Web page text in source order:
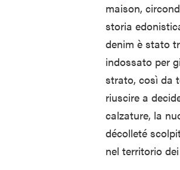
maison,
storia
denim è stato
indossato per
strato, così da
riuscire a
calzature, la
décolleté
nel territorio